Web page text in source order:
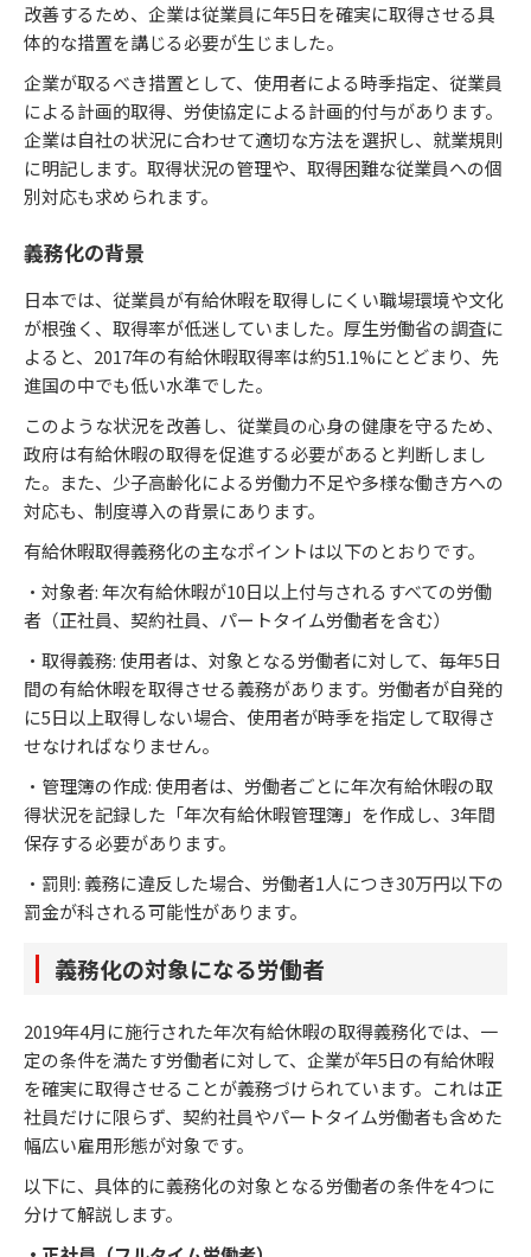
改善するため、企業は従業員に年5日を確実に取得させる具
体的な措置を講じる必要が生じました。
企業が取るべき措置として、使用者による時季指定、従業員
による計画的取得、労使協定による計画的付与があります。
企業は自社の状況に合わせて適切な方法を選択し、就業規則
に明記します。取得状況の管理や、取得困難な従業員への個
別対応も求められます。
義務化の背景
日本では、従業員が有給休暇を取得しにくい職場環境や文化
が根強く、取得率が低迷していました。厚生労働省の調査に
よると、2017年の有給休暇取得率は約51.1%にとどまり、先
進国の中でも低い水準でした。
このような状況を改善し、従業員の心身の健康を守るため、
政府は有給休暇の取得を促進する必要があると判断しまし
た。また、少子高齢化による労働力不足や多様な働き方への
対応も、制度導入の背景にあります。
有給休暇取得義務化の主なポイントは以下のとおりです。
・対象者: 年次有給休暇が10日以上付与されるすべての労働
者（正社員、契約社員、パートタイム労働者を含む）
・取得義務: 使用者は、対象となる労働者に対して、毎年5日
間の有給休暇を取得させる義務があります。労働者が自発的
に5日以上取得しない場合、使用者が時季を指定して取得さ
せなければなりません。
・管理簿の作成: 使用者は、労働者ごとに年次有給休暇の取
得状況を記録した「年次有給休暇管理簿」を作成し、3年間
保存する必要があります。
・罰則: 義務に違反した場合、労働者1人につき30万円以下の
罰金が科される可能性があります。
義務化の対象になる労働者
2019年4月に施行された年次有給休暇の取得義務化では、一
定の条件を満たす労働者に対して、企業が年5日の有給休暇
を確実に取得させることが義務づけられています。これは正
社員だけに限らず、契約社員やパートタイム労働者も含めた
幅広い雇用形態が対象です。
以下に、具体的に義務化の対象となる労働者の条件を4つに
分けて解説します。